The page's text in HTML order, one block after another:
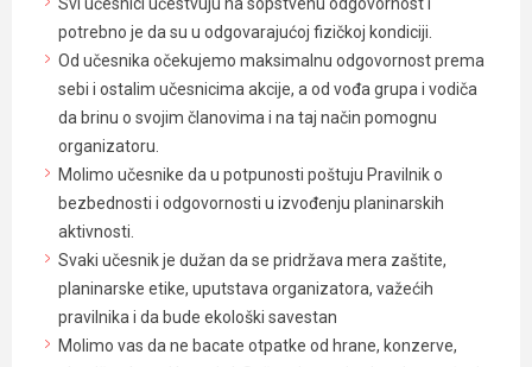
potrebno je da su u odgovarajućoj fizičkoj kondiciji.
Od učesnika očekujemo maksimalnu odgovornost prema
sebi i ostalim učesnicima akcije, a od vođa grupa i vodiča
da brinu o svojim članovima i na taj način pomognu
organizatoru.
Molimo učesnike da u potpunosti poštuju Pravilnik o
bezbednosti i odgovornosti u izvođenju planinarskih
aktivnosti.
Svaki učesnik je dužan da se pridržava mera zaštite,
planinarske etike, uputstava organizatora, važećih
pravilnika i da bude ekološki savestan
Molimo vas da ne bacate otpatke od hrane, konzerve,